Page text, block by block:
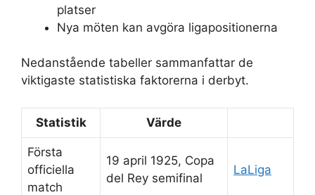
platser
Nya möten kan avgöra ligapositionerna
Nedanstående tabeller sammanfattar de
viktigaste statistiska faktorerna i derbyt.
Statistik Värde
Första
officiella
match
19 april 1925, Copa
del Rey semifinal
LaLiga